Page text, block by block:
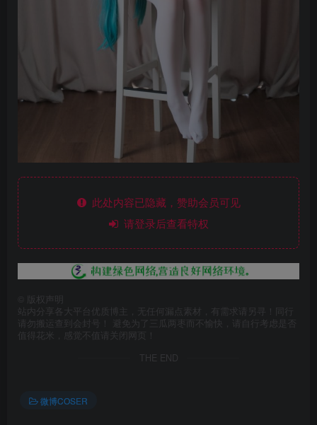
此处内容已隐藏，赞助会员可见
请登录后查看特权
版权声明
站内分享各大平台优质博主，无任何漏点素材，有需求请另寻！同行
请勿搬运查到会封号！ 避免为了三瓜两枣而不愉快，请自行考虑是否
值得花米，感觉不值请关闭网页！
THE END
微博COSER